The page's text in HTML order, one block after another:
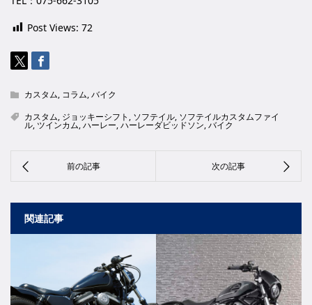
Post Views: 72
カスタム, コラム,バイク
カスタム, ジョッキーシフト , ソフテイル, ソフテイルカスタムファイ
ル, ツインカム,ハーレー,ハーレーダビッドソン,バイク
関連記事